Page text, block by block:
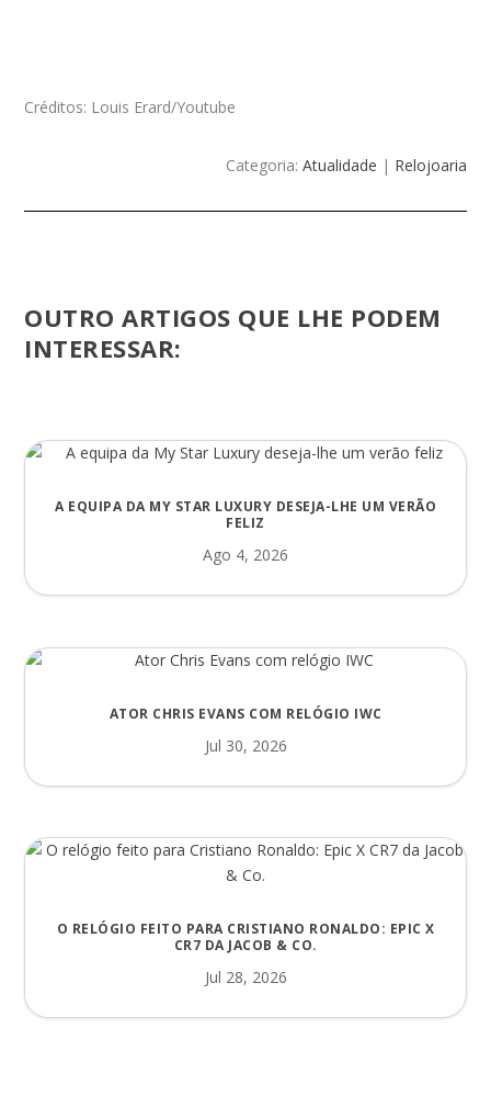
Créditos: Louis Erard/Youtube
Categoria: Atualidade | Relojoaria
OUTRO ARTIGOS QUE LHE PODEM
INTERESSAR:
A EQUIPA DA MY STAR LUXURY DESEJA-LHE UM VERÃO
FELIZ
Ago 4, 2026
ATOR CHRIS EVANS COM RELÓGIO IWC
Jul 30, 2026
O RELÓGIO FEITO PARA CRISTIANO RONALDO: EPIC X
CR7 DA JACOB & CO.
Jul 28, 2026